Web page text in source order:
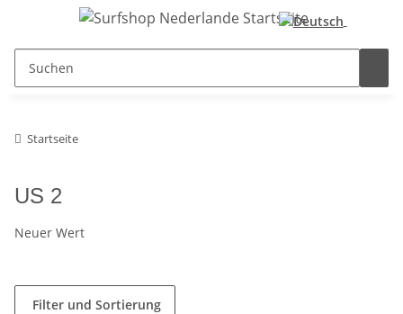
Startseite
US 2
Neuer Wert
Filter und Sortierung